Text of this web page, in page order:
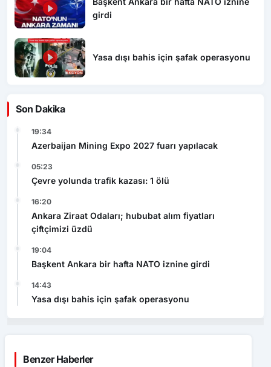
girdi
Yasa dışı bahis için şafak operasyonu
Son Dakika
19:34
Azerbaijan Mining Expo 2027 fuarı yapılacak
05:23
Çevre yolunda trafik kazası: 1 ölü
16:20
Ankara Ziraat Odaları; hububat alım fiyatları
çiftçimizi üzdü
19:04
Başkent Ankara bir hafta NATO iznine girdi
14:43
Yasa dışı bahis için şafak operasyonu
Benzer Haberler